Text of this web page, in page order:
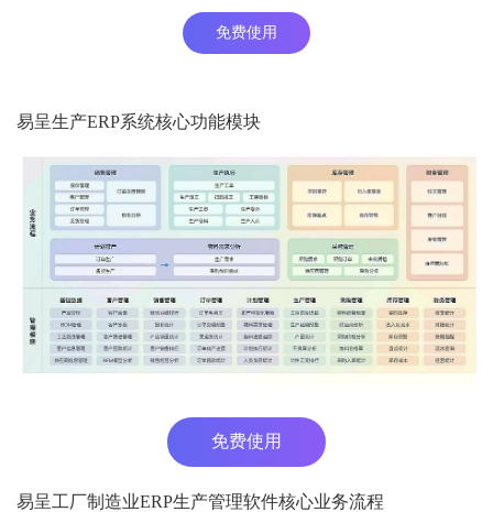
免费使用
易呈生产ERP系统核心功能模块
免费使用
易呈工厂制造业ERP生产管理软件核心业务流程